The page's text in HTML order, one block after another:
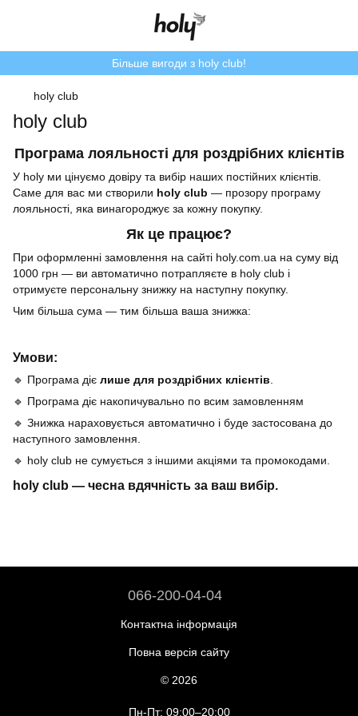
Більше вигоди з holy club!
holy club
holy club
Програма лояльності для роздрібних клієнтів
У holy ми цінуємо довіру та вибір наших постійних клієнтів.
Саме для вас ми створили holy club — прозору програму
лояльності, яка винагороджує за кожну покупку.
Як це працює?
При оформленні замовлення на сайті holy.com.ua на суму від
1000 грн — ви автоматично потрапляєте в holy club і
отримуєте персональну знижку на наступну покупку.
Чим більша сума — тим більша ваша знижка:
Умови:
🔹 Програма діє лише для роздрібних клієнтів
🔹 Програма діє накопичувально по всим замовленням
🔹 Знижка нараховується автоматично і буде застосована до
наступного замовлення.
🔹 holy club не сумується з іншими акціями та промокодами.
holy club — чесна вдячність за ваш вибір.
066-200-04-04
Контактна інформація
Повна версія сайту
© 2026
Пн-Пт: 09:00–20:00